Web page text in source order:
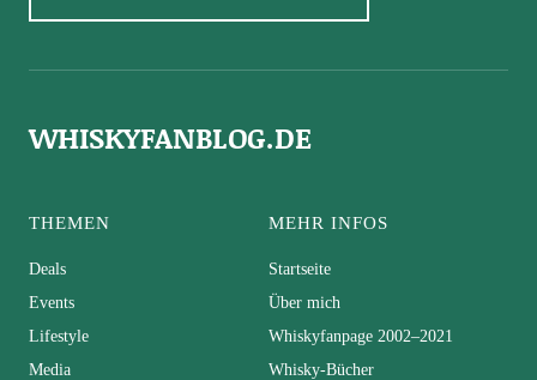
WHISKYFANBLOG.DE
THEMEN
Deals
Events
Lifestyle
Media
MEHR INFOS
Startseite
Über mich
Whiskyfanpage 2002–2021
Whisky-Bücher